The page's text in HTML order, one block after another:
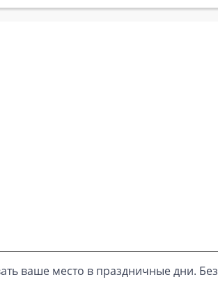
ваше место в праздничные дни. Без